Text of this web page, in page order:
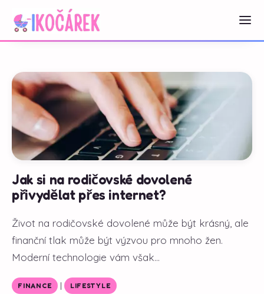
Jak si na rodičovské dovolené
přivydělat přes internet?
Život na rodičovské dovolené může být krásný, ale
finanční tlak může být výzvou pro mnoho žen.
Moderní technologie vám však...
FINANCE | LIFESTYLE